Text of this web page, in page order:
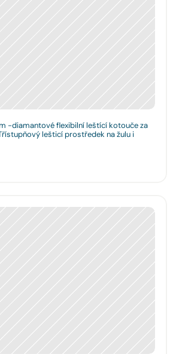
-diamantové flexibilní leštící kotouče za
lešticí prostředek na žulu i